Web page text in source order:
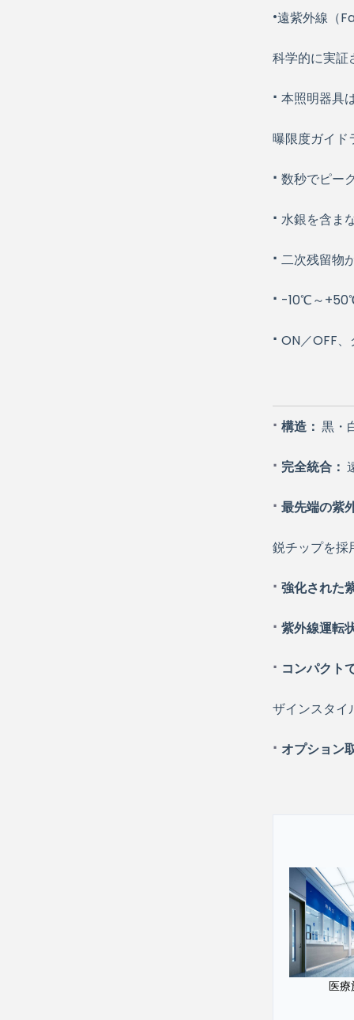
·遠紫外線（
科学的に実証
· 本照明器具
曝限度ガイド
· 数秒でピー
· 水銀を含ま
· 二次残留物
· -10℃～
· ON／OFF
· 構造： 黒・
· 完全統合：
· 最先端の紫
鋭チップを採
· 強化された
· 紫外線運転
· コンパクト
ザインスタイ
· オプション
医療